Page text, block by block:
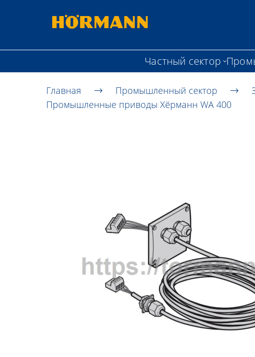
Частный сектор
Главная Промышленный сектор
Промышленные приводы Хёрманн WA 400